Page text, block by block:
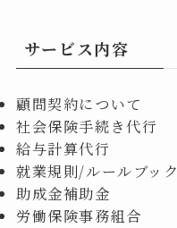
サービス内容
顧問契約について
社会保険手続き代行
給与計算代行
就業規則/ルールブック
助成金補助金
労働保険事務組合